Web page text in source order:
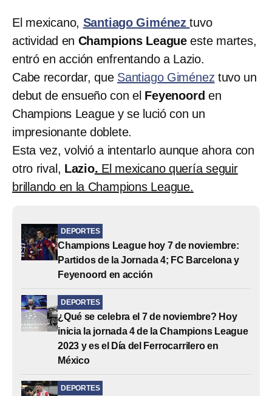
El mexicano, Santiago Giméneztuvo
actividad en Champions League este martes,
entró en acción enfrentando a Lazio.
Cabe recordar, que Santiago Giménez tuvo un
debut de ensueño con el Feyenoord en
Champions League y se lució con un
impresionante doblete.
Esta vez, volvió a intentarlo aunque ahora con
otro rival, Lazio. El mexicano quería seguir
brillando en la Champions League.
DEPORTES
Champions League hoy 7 de noviembre:
Partidos de la Jornada 4; FC Barcelona y
Feyenoord en acción
DEPORTES
¿Qué se celebra el 7 de noviembre? Hoy
inicia la jornada 4 de la Champions League
2023 y es el Día del Ferrocarrilero en
México
DEPORTES